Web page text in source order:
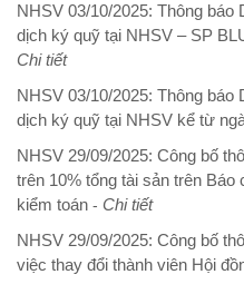
NHSV 03/10/2025: Thông
dịch ký quỹ tại NHSV – SP
Chi tiết
NHSV 03/10/2025: Thông
dịch ký quỹ tại NHSV kể từ
NHSV 29/09/2025: Công bố
trên 10% tổng tài sản trên
kiểm toán - Chi tiết
NHSV 29/09/2025: Công bố
việc thay đổi thành viên Hội